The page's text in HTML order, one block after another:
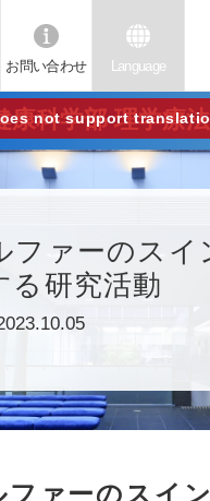
お問い合わせ Language
not support
康科学部 理学療
ファーのスイ
る研究活動
ファーのスイ